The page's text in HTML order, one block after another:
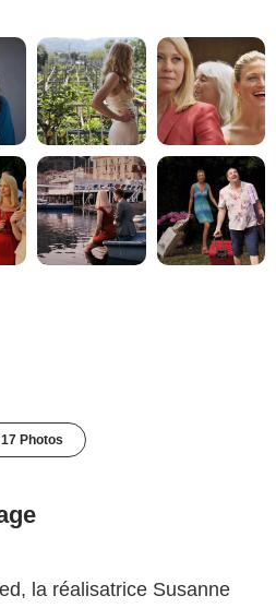
17 Photos
la réalisatrice Susanne